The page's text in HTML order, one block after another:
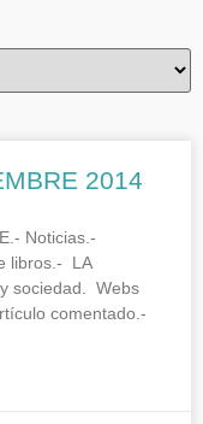
2014
Noticias.-
libros.- LA
sociedad. Webs
comentado.-